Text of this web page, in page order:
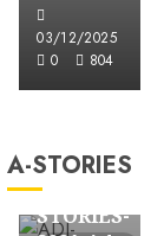
03/12/2025
0
804
A-STORIES
FREE
A-
STORIES-